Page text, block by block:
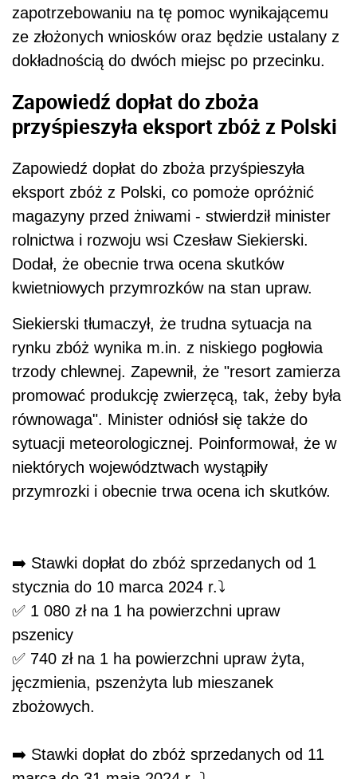
zapotrzebowaniu na tę pomoc wynikającemu
ze złożonych wniosków oraz będzie ustalany z
dokładnością do dwóch miejsc po przecinku.
Zapowiedź dopłat do zboża
przyśpieszyła eksport zbóż z Polski
Zapowiedź dopłat do zboża przyśpieszyła
eksport zbóż z Polski, co pomoże opróżnić
magazyny przed żniwami - stwierdził minister
rolnictwa i rozwoju wsi Czesław Siekierski.
Dodał, że obecnie trwa ocena skutków
kwietniowych przymrozków na stan upraw.
Siekierski tłumaczył, że trudna sytuacja na
rynku zbóż wynika m.in. z niskiego pogłowia
trzody chlewnej. Zapewnił, że "resort zamierza
promować produkcję zwierzęcą, tak, żeby była
równowaga". Minister odniósł się także do
sytuacji meteorologicznej. Poinformował, że w
niektórych województwach wystąpiły
przymrozki i obecnie trwa ocena ich skutków.
➡️ Stawki dopłat do zbóż sprzedanych od 1
stycznia do 10 marca 2024 r.⤵️
✅ 1 080 zł na 1 ha powierzchni upraw
pszenicy
✅ 740 zł na 1 ha powierzchni upraw żyta,
jęczmienia, pszenżyta lub mieszanek
zbożowych.
➡️ Stawki dopłat do zbóż sprzedanych od 11